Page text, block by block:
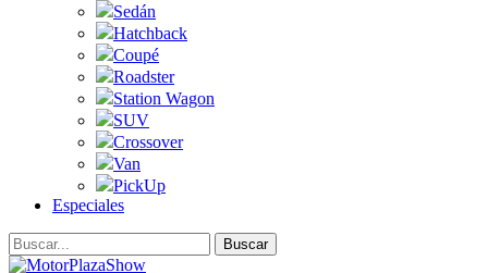
Sedán
Hatchback
Coupé
Roadster
Station Wagon
SUV
Crossover
Van
PickUp
Especiales